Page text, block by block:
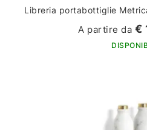
A partire da €